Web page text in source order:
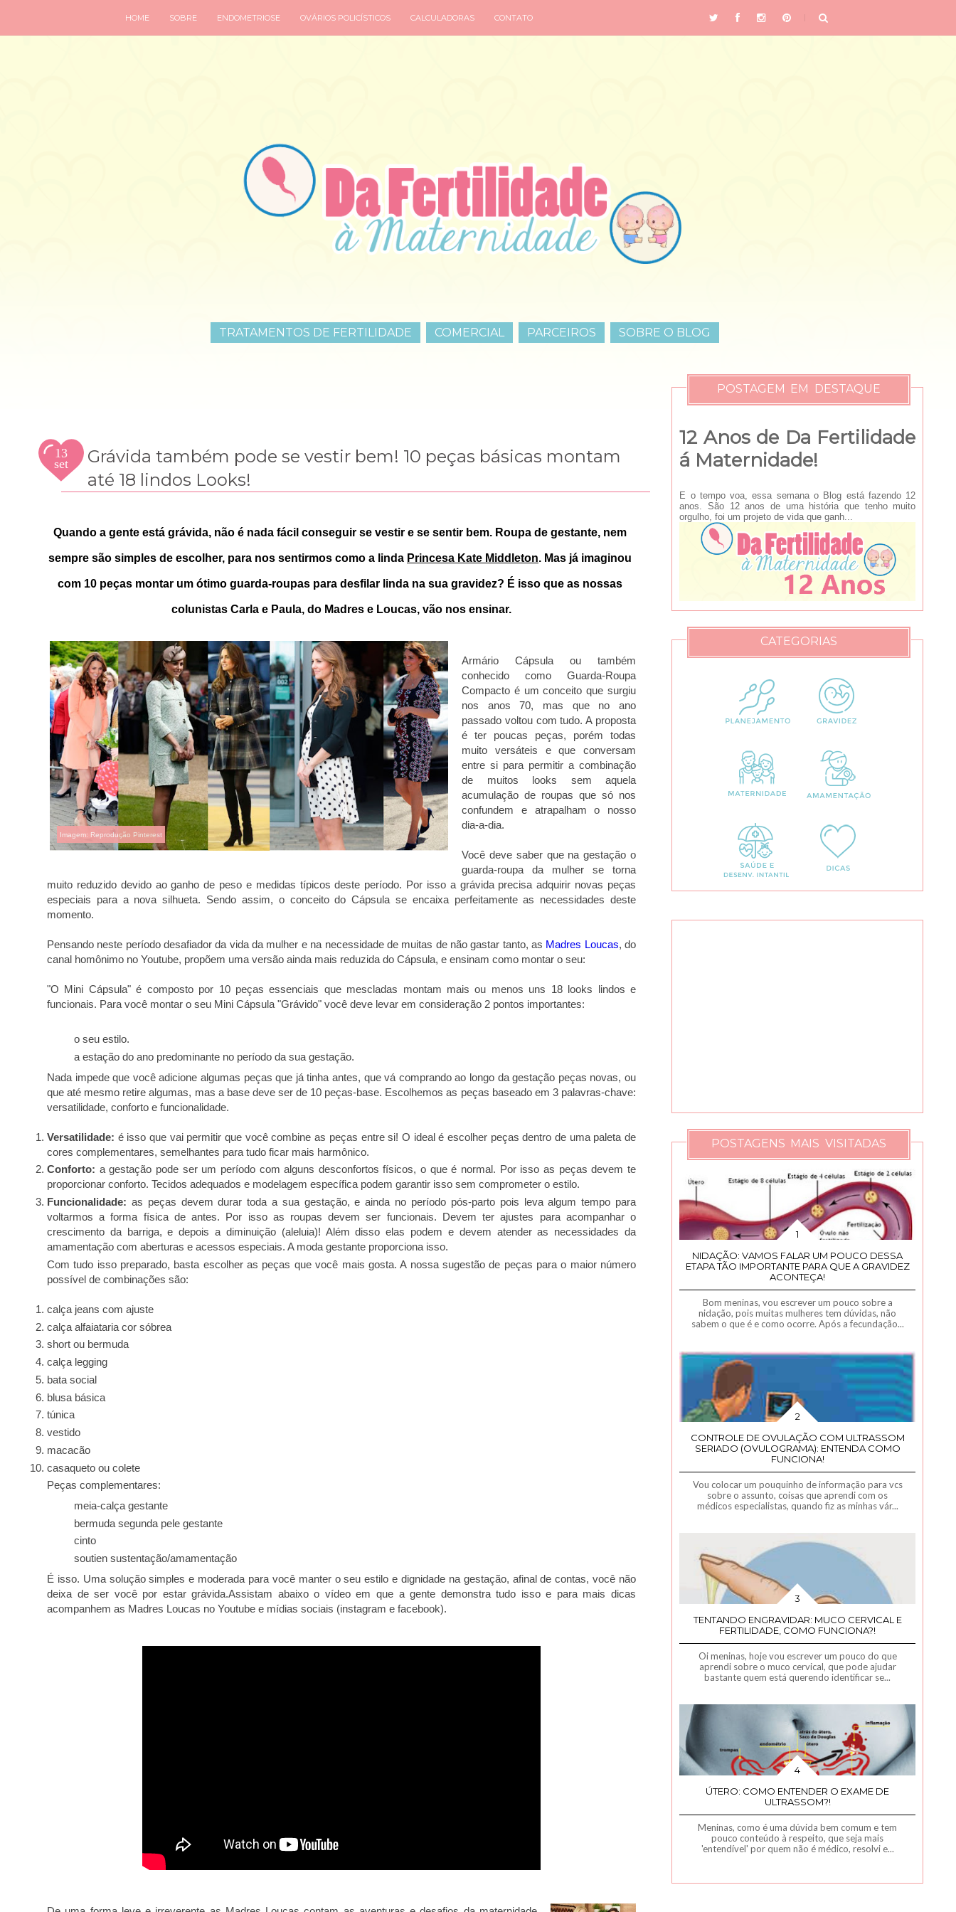
HOME SOBRE ENDOMETRIOSE OVÁRIOS POLICÍSTICOS CALCULADORAS CONTATO
TRATAMENTOS DE FERTILIDADE COMERCIAL PARCEIROS SOBRE O BLOG
13
set
2016
Grávida também pode se vestir bem! 10 peças básicas montam
até 18 lindos Looks!
Quando a gente está grávida, não é nada fácil conseguir se vestir e se sentir bem. Roupa de gestante, nem
sempre são simples de escolher, para nos sentirmos como a linda Princesa Kate Middleton. Mas já imaginou
com 10 peças montar um ótimo guarda-roupas para desfilar linda na sua gravidez? É isso que as nossas
colunistas Carla e Paula, do Madres e Loucas, vão nos ensinar.
Imagem: Reprodução Pinterest
Armário Cápsula ou também
conhecido como Guarda-Roupa
Compacto é um conceito que surgiu
nos anos 70, mas que no ano
passado voltou com tudo. A proposta
é ter poucas peças, porém todas
muito versáteis e que conversam
entre si para permitir a combinação
de muitos looks sem aquela
acumulação de roupas que só nos
confundem e atrapalham o nosso
dia-a-dia.
Você deve saber que na gestação o
guarda-roupa da mulher se torna
muito reduzido devido ao ganho de peso e medidas típicos deste período. Por isso a grávida precisa adquirir novas peças
especiais para a nova silhueta. Sendo assim, o conceito do Cápsula se encaixa perfeitamente as necessidades deste
momento.
Pensando neste período desafiador da vida da mulher e na necessidade de muitas de não gastar tanto, as Madres Loucas, do
canal homônimo no Youtube, propõem uma versão ainda mais reduzida do Cápsula, e ensinam como montar o seu:
"O Mini Cápsula" é composto por 10 peças essenciais que mescladas montam mais ou menos uns 18 looks lindos e
funcionais. Para você montar o seu Mini Cápsula "Grávido" você deve levar em consideração 2 pontos importantes:
o seu estilo.
a estação do ano predominante no período da sua gestação.
Nada impede que você adicione algumas peças que já tinha antes, que vá comprando ao longo da gestação peças novas, ou
que até mesmo retire algumas, mas a base deve ser de 10 peças-base. Escolhemos as peças baseado em 3 palavras-chave:
versatilidade, conforto e funcionalidade.
Versatilidade: é isso que vai permitir que você combine as peças entre si! O ideal é escolher peças dentro de uma paleta de
cores complementares, semelhantes para tudo ficar mais harmônico.
Conforto: a gestação pode ser um período com alguns desconfortos físicos, o que é normal. Por isso as peças devem te
proporcionar conforto. Tecidos adequados e modelagem específica podem garantir isso sem comprometer o estilo.
Funcionalidade: as peças devem durar toda a sua gestação, e ainda no período pós-parto pois leva algum tempo para
voltarmos a forma física de antes. Por isso as roupas devem ser funcionais. Devem ter ajustes para acompanhar o
crescimento da barriga, e depois a diminuição (aleluia)! Além disso elas podem e devem atender as necessidades da
amamentação com aberturas e acessos especiais. A moda gestante proporciona isso.
Com tudo isso preparado, basta escolher as peças que você mais gosta. A nossa sugestão de peças para o maior número
possível de combinações são:
calça jeans com ajuste
calça alfaiataria cor sóbrea
short ou bermuda
calça legging
bata social
blusa básica
túnica
vestido
macacão
casaqueto ou colete
Peças complementares:
meia-calça gestante
bermuda segunda pele gestante
cinto
soutien sustentação/amamentação
É isso. Uma solução simples e moderada para você manter o seu estilo e dignidade na gestação, afinal de contas, você não
deixa de ser você por estar grávida.Assistam abaixo o vídeo em que a gente demonstra tudo isso e para mais dicas
acompanhem as Madres Loucas no Youtube e mídias sociais (instagram e facebook).
POSTAGEM EM DESTAQUE
12 Anos de Da Fertilidade
á Maternidade!
E o tempo voa, essa semana o Blog está fazendo 12
anos. São 12 anos de uma história que tenho muito
orgulho, foi um projeto de vida que ganh...
CATEGORIAS
POSTAGENS MAIS VISITADAS
NIDAÇÃO: VAMOS FALAR UM POUCO DESSA
ETAPA TÃO IMPORTANTE PARA QUE A GRAVIDEZ
ACONTEÇA!
Bom meninas, vou escrever um pouco sobre a
nidação, pois muitas mulheres tem dúvidas, não
sabem o que é e como ocorre. Após a fecundação...
CONTROLE DE OVULAÇÃO COM ULTRASSOM
SERIADO (OVULOGRAMA): ENTENDA COMO
FUNCIONA!
Vou colocar um pouquinho de informação para vcs
sobre o assunto, coisas que aprendi com os
médicos especialistas, quando fiz as minhas vár...
TENTANDO ENGRAVIDAR: MUCO CERVICAL E
FERTILIDADE, COMO FUNCIONA?!
Oi meninas, hoje vou escrever um pouco do que
aprendi sobre o muco cervical, que pode ajudar
bastante quem está querendo identificar se...
ÚTERO: COMO ENTENDER O EXAME DE
ULTRASSOM?!
Meninas, como é uma dúvida bem comum e tem
pouco conteúdo à respeito, que seja mais
'entendível' por quem não é médico, resolvi e...